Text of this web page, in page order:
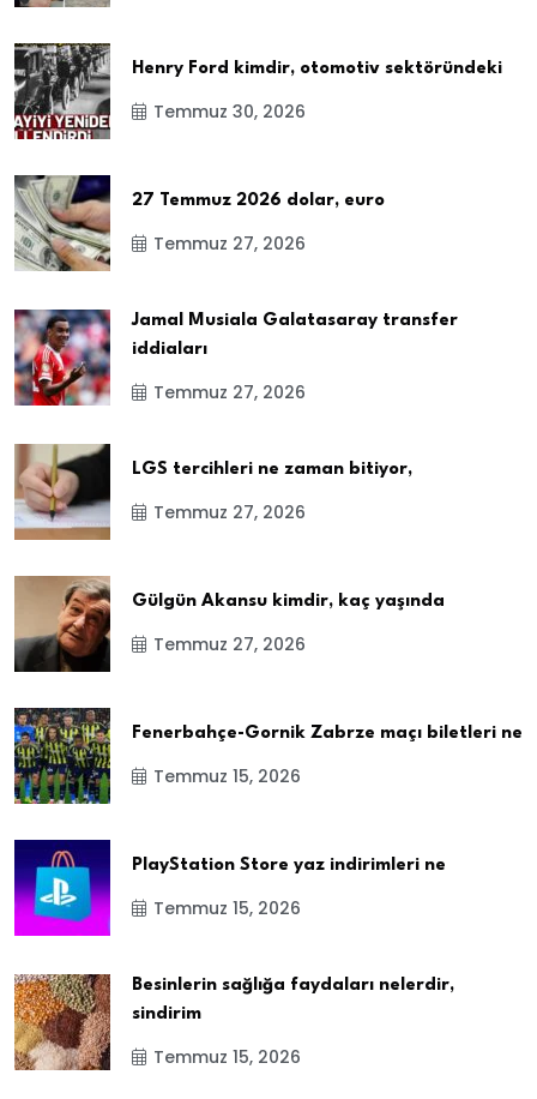
Henry Ford kimdir, otomotiv sektöründeki
Temmuz 30, 2026
27 Temmuz 2026 dolar, euro
Temmuz 27, 2026
Jamal Musiala Galatasaray transfer
iddiaları
Temmuz 27, 2026
LGS tercihleri ne zaman bitiyor,
Temmuz 27, 2026
Gülgün Akansu kimdir, kaç yaşında
Temmuz 27, 2026
Fenerbahçe-Gornik Zabrze maçı biletleri ne
Temmuz 15, 2026
PlayStation Store yaz indirimleri ne
Temmuz 15, 2026
Besinlerin sağlığa faydaları nelerdir,
sindirim
Temmuz 15, 2026